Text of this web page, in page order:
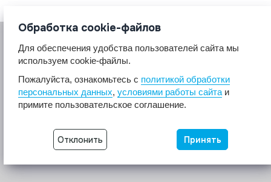
© 2017 A2A4
Крепеж из нержавеющей стали А2 А4.
Разработка сайта -
Неткам
Обработка cookie-файлов
Для обеспечения удобства пользователей сайта мы
используем cookie-файлы.
Пожалуйста, ознакомьтесь с политикой обработки
персональных данных, условиями работы сайта и
примите пользовательское соглашение.
Отклонить Принять